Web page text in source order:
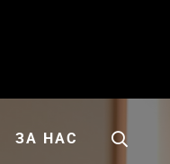
ЗА НАС